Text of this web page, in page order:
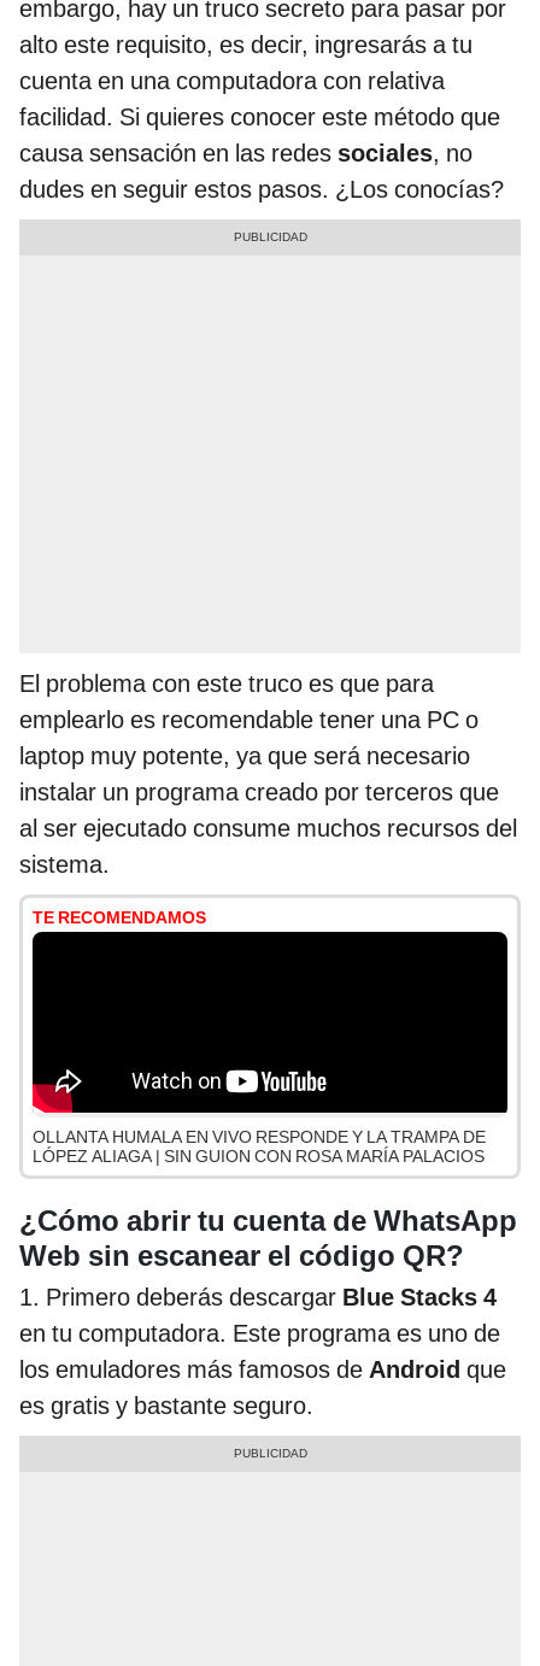
embargo, hay un truco secreto para pasar por
alto este requisito, es decir, ingresarás a tu
cuenta en una computadora con relativa
facilidad. Si quieres conocer este método que
causa sensación en las redes sociales, no
dudes en seguir estos pasos. ¿Los conocías?
El problema con este truco es que para
emplearlo es recomendable tener una PC o
laptop muy potente, ya que será necesario
instalar un programa creado por terceros que
al ser ejecutado consume muchos recursos del
sistema.
TE RECOMENDAMOS
OLLANTA HUMALA EN VIVO RESPONDE Y LA TRAMPA DE
LÓPEZ ALIAGA | SIN GUION CON ROSA MARÍA PALACIOS
¿Cómo abrir tu cuenta de WhatsApp
Web sin escanear el código QR?
1. Primero deberás descargar Blue Stacks 4
en tu computadora. Este programa es uno de
los emuladores más famosos de Android que
es gratis y bastante seguro.